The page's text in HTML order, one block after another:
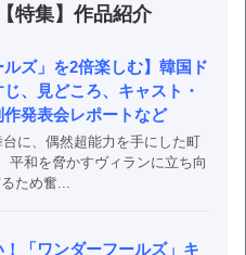
特集】作品紹介
ルズ」を2倍楽しむ】韓国ド
、見どころ、キャスト・
発表会レポートなど
に、偶然超能力を手にした町
平和を脅かすヴィランに立ち向
ため奮...
「ワンダーフールズ」キ